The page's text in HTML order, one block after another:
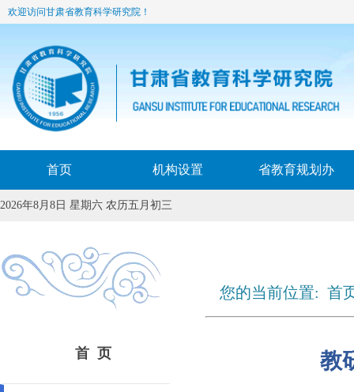
欢迎访问甘肃省教育科学研究院！
首页 机构设置 省教育规划办
2026年8月8日 星期六 农历五月初三
首 页
您的当前位置: 首
教